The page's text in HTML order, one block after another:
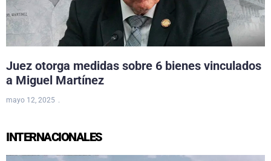
Juez otorga medidas sobre 6 bienes vinculados
a Miguel Martínez
mayo 12, 2025
INTERNACIONALES